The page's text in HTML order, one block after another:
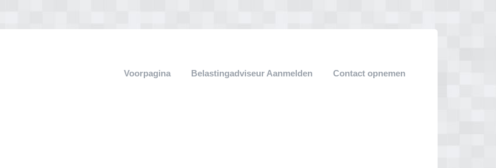
Voorpagina Belastingadviseur Aanmelden Contact opnemen